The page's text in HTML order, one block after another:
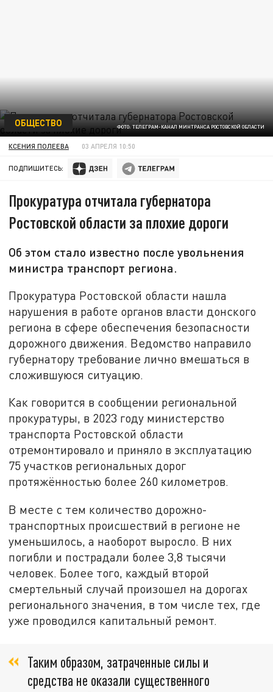
ФОТО: ТЕЛЕГРАМ-КАНАЛ МИНТРАНСА РОСТОВСКОЙ ОБЛАСТИ
ОБЩЕСТВО
КСЕНИЯ ПОЛЕЕВА 03 АПРЕЛЯ 10:50
ПОДПИШИТЕСЬ:
Прокуратура отчитала губернатора
Ростовской области за плохие дороги
Об этом стало известно после увольнения
министра транспорт региона.
Прокуратура Ростовской области нашла
нарушения в работе органов власти донского
региона в сфере обеспечения безопасности
дорожного движения. Ведомство направило
губернатору требование лично вмешаться в
сложившуюся ситуацию.
Как говорится в сообщении региональной
прокуратуры, в 2023 году министерство
транспорта Ростовской области
отремонтировало и приняло в эксплуатацию
75 участков региональных дорог
протяжённостью более 260 километров.
В месте с тем количество дорожно-
транспортных происшествий в регионе не
уменьшилось, а наоборот выросло. В них
погибли и пострадали более 3,8 тысячи
человек. Более того, каждый второй
смертельный случай произошел на дорогах
регионального значения, в том числе тех, где
уже проводился капитальный ремонт.
Таким образом, затраченные силы и
средства не оказали существенного